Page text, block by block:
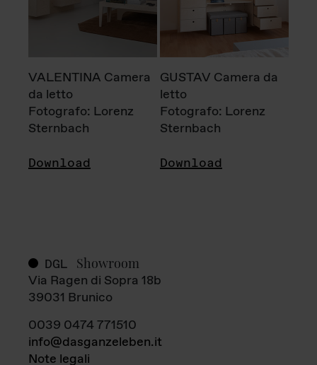
VALENTINA Camera
da letto
Fotografo: Lorenz
Sternbach
Download
GUSTAV Camera da
letto
Fotografo: Lorenz
Sternbach
Download
DGL Showroom
Via Ragen di Sopra 18b
39031 Brunico
0039 0474 771510
info@dasganzeleben.it
Note legali